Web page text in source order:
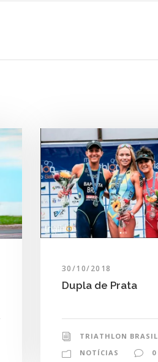
30/10/2018
Dupla de Prata
TRIATHLON BRASIL
NOTÍCIAS
0